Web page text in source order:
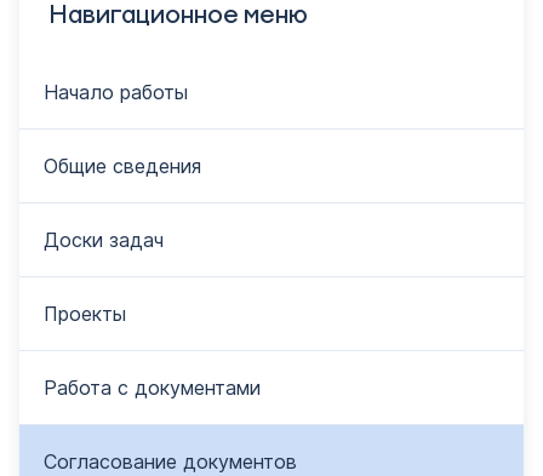
Навигационное меню
Начало работы
Общие сведения
Доски задач
Проекты
Работа с документами
Согласование документов